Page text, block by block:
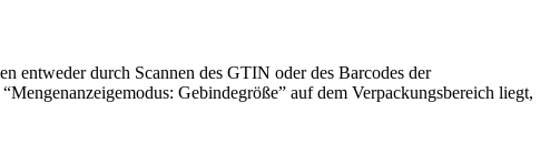
entweder durch Scannen des GTIN oder des Barcodes der
Gebindegröße” auf dem Verpackungsbereich liegt,